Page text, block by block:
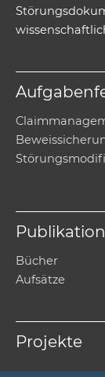
Bücher
Aufsätze
Projekte